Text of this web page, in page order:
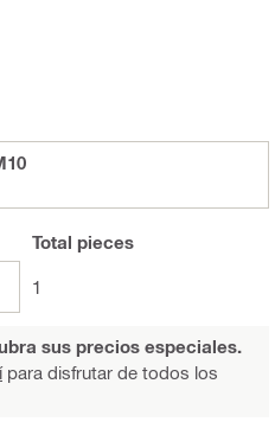
Total pieces
1
sus precios especiales.
para disfrutar de todos los